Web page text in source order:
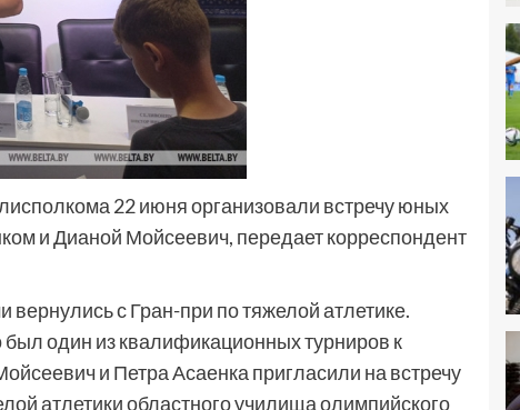
22 июня организовали встречу юных
и Дианой Мойсеевич, передает корреспондент
с Гран-при по тяжелой атлетике.
один из квалификационных турниров к
и Петра Асаенка пригласили на встречу
атлетики областного училища олимпийского